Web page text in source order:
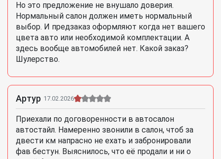
Но это предложение не внушало доверия.
Нормальный салон должен иметь нормальный
выбор. И предзаказ оформляют когда нет вашего
цвета авто или необходимой комплектации. А
здесь вообще автомобилей нет. Какой заказ?
Шулерство.
Артур 17.02.2026
Приехали по договоренности в автосалон
автостайл. Намеренно звонили в салон, чтоб за
двести км напрасно не ехать и забронировали
фав бестун. Выяснилось, что её продали и ни о